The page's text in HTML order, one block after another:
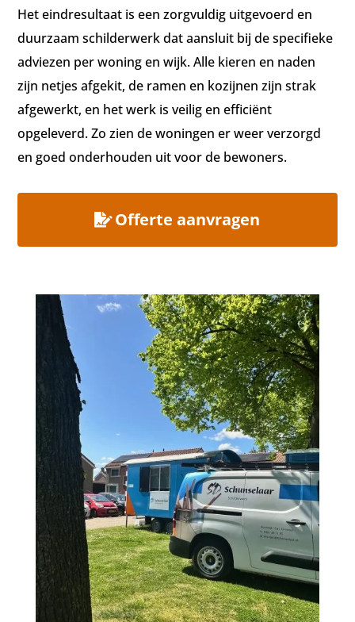
Het eindresultaat is een zorgvuldig uitgevoerd en
duurzaam schilderwerk dat aansluit bij de specifieke
adviezen per woning en wijk. Alle kieren en naden
zijn netjes afgekit, de ramen en kozijnen zijn strak
afgewerkt, en het werk is veilig en efficiënt
opgeleverd. Zo zien de woningen er weer verzorgd
en goed onderhouden uit voor de bewoners.
Offerte aanvragen